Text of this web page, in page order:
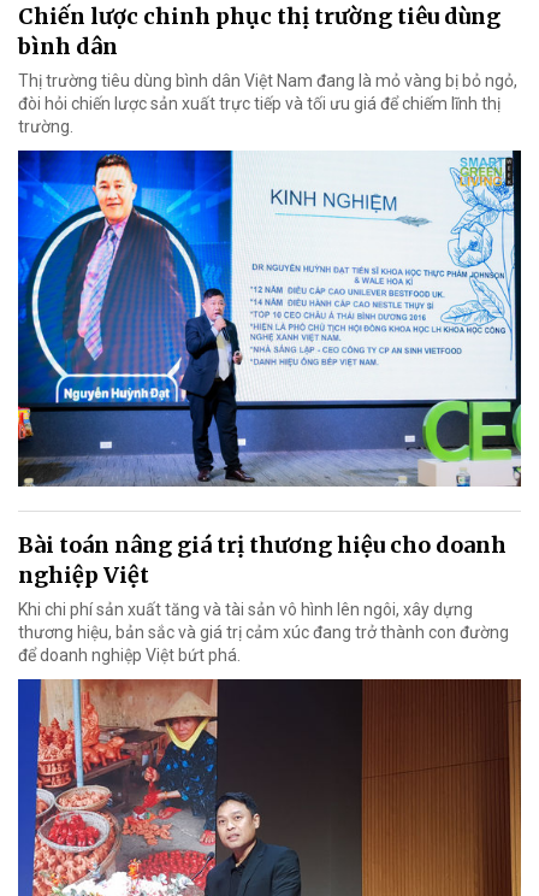
Chiến lược chinh phục thị trường tiêu dùng
bình dân
Thị trường tiêu dùng bình dân Việt Nam đang là mỏ vàng bị bỏ ngỏ,
đòi hỏi chiến lược sản xuất trực tiếp và tối ưu giá để chiếm lĩnh thị
trường.
Bài toán nâng giá trị thương hiệu cho doanh
nghiệp Việt
Khi chi phí sản xuất tăng và tài sản vô hình lên ngôi, xây dựng
thương hiệu, bản sắc và giá trị cảm xúc đang trở thành con đường
để doanh nghiệp Việt bứt phá.